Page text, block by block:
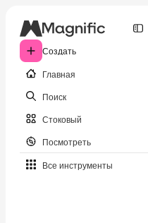
Создать
Главная
Поиск
Стоковый
Посмотреть
Все инструменты